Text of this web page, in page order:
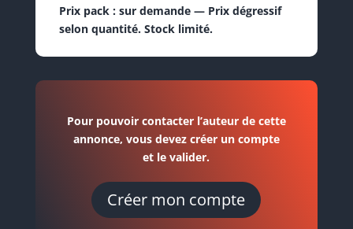
Prix pack : sur demande — Prix dégressif
selon quantité. Stock limité.
Pour pouvoir contacter l’auteur de cette
annonce, vous devez créer un compte
et le valider.
Créer mon compte